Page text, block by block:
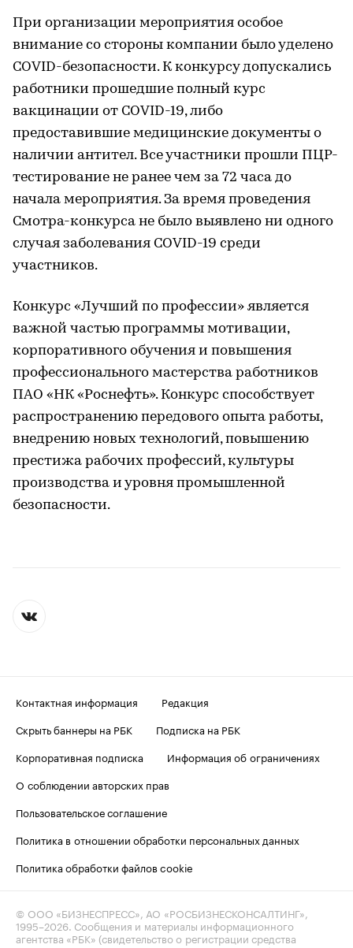
При организации мероприятия особое
внимание со стороны компании было уделено
COVID-безопасности. К конкурсу допускались
работники прошедшие полный курс
вакцинации от COVID-19, либо
предоставившие медицинские документы о
наличии антител. Все участники прошли ПЦР-
тестирование не ранее чем за 72 часа до
начала мероприятия. За время проведения
Смотра-конкурса не было выявлено ни одного
случая заболевания COVID-19 среди
участников.
Конкурс «Лучший по профессии» является
важной частью программы мотивации,
корпоративного обучения и повышения
профессионального мастерства работников
ПАО «НК «Роснефть». Конкурс способствует
распространению передового опыта работы,
внедрению новых технологий, повышению
престижа рабочих профессий, культуры
производства и уровня промышленной
безопасности.
Контактная информация
Редакция
Скрыть баннеры на РБК
Подписка на РБК
Корпоративная подписка
Информация об ограничениях
О соблюдении авторских прав
Пользовательское соглашение
Политика в отношении обработки персональных данных
Политика обработки файлов cookie
© ООО «БИЗНЕСПРЕСС», АО «РОСБИЗНЕСКОНСАЛТИНГ»,
1995–2026 . Сообщения и материалы информационного
агентства «РБК» (свидетельство о регистрации средства